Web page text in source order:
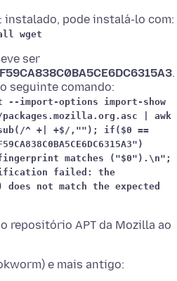
instalado, pode instalá-lo com:
wget
ser
.
seguinte comando:
import-options import-show
| awk
^ +| +$/,""); if($0 ==
matches ("$0").\n";
failed: the
not match the expected
repositório APT da Mozilla ao
e mais antigo: